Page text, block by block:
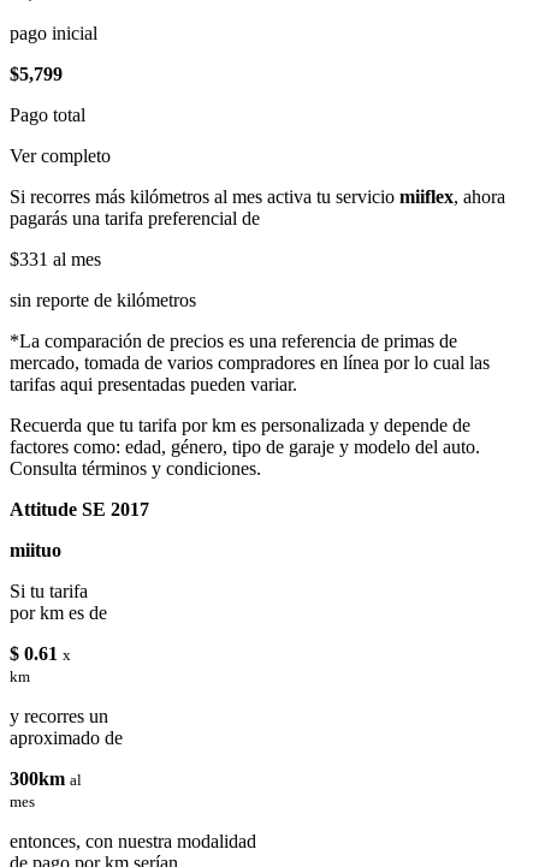
pago inicial
$5,799
Pago total
Ver completo
Si recorres más kilómetros al mes activa tu servicio miiflex, ahora
pagarás una tarifa preferencial de
$331 al mes
sin reporte de kilómetros
*La comparación de precios es una referencia de primas de
mercado, tomada de varios compradores en línea por lo cual las
tarifas aqui presentadas pueden variar.
Recuerda que tu tarifa por km es personalizada y depende de
factores como: edad, género, tipo de garaje y modelo del auto.
Consulta términos y condiciones.
Attitude SE 2017
miituo
Si tu tarifa
por km es de
$ 0.61 x
km
y recorres un
aproximado de
300km al
mes
entonces, con nuestra modalidad
de pago por km serían